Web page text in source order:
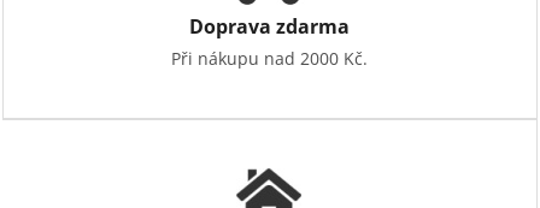
Doprava zdarma
Při nákupu nad 2000 Kč.